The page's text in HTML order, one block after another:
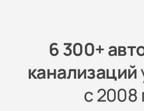
6 300+
канализаций
с 2008